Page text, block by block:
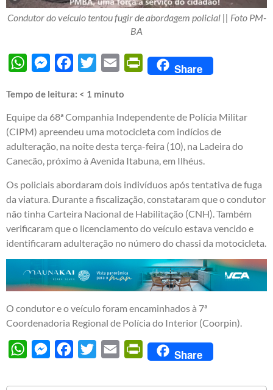
Condutor do veículo tentou fugir de abordagem policial || Foto PM-
BA
WhatsAppMessengerFacebook
Twitter Email PrintFriendly
Share
Tempo de leitura: < 1 minuto
Equipe da 68ª Companhia Independente de Polícia Militar
(CIPM) apreendeu uma motocicleta com indícios de
adulteração, na noite desta terça-feira (10), na Ladeira do
Canecão, próximo à Avenida Itabuna, em Ilhéus.
Os policiais abordaram dois indivíduos após tentativa de fuga
da viatura. Durante a fiscalização, constataram que o condutor
não tinha Carteira Nacional de Habilitação (CNH). Também
verificaram que o licenciamento do veículo estava vencido e
identificaram adulteração no número do chassi da motocicleta.
O condutor e o veículo foram encaminhados à 7ª
Coordenadoria Regional de Polícia do Interior (Coorpin).
WhatsAppMessengerFacebook
Twitter Email PrintFriendly
Share